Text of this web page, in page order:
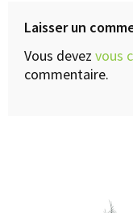
Laisser un
Vous devez vous
commentaire.